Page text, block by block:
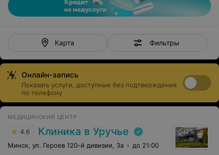
Карта Фильтры
Онлайн-запись
Показать услуги, доступные без подтверждения
по телефону
МЕДИЦИНСКИЙ ЦЕНТР
4.6 Клиника в Уручье
Минск, ул. Героев 120-й дивизии, 3а до 21:00